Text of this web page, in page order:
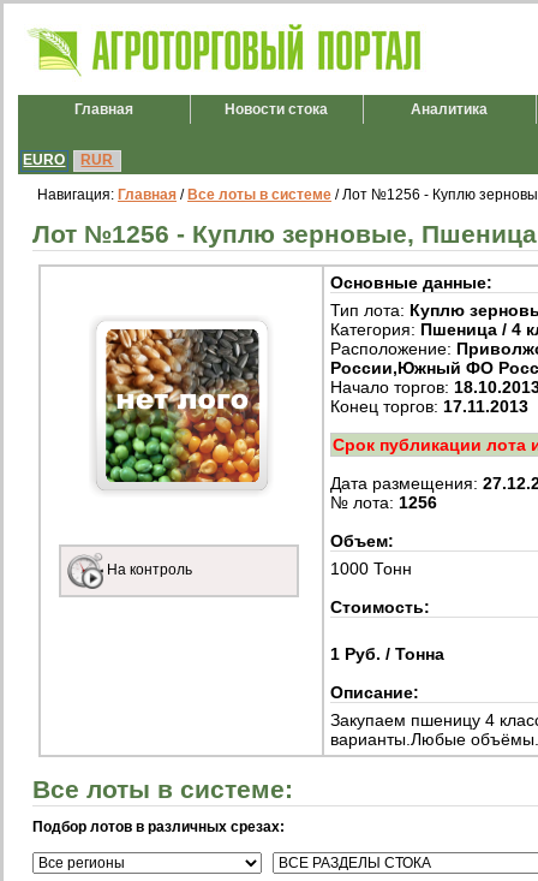
Главная Новости стока Аналитика
EURO RUR
Навигация: Главная / Все лоты в системе / Лот №1256 - Куплю
Лот №1256 - Куплю зерновые, Пшеница
На контроль
Основные данные:
Тип лота: Куплю
Категория: Пшеница / 4
Расположение:
России,Южный ФО
Начало торгов:
Конец торгов: 17.11.2013
Срок публикации лота
Дата размещения:
№ лота: 1256
Объем:
1000 Тонн
Стоимость:
1 Руб. / Тонна
Описание:
Закупаем пшеницу 4
варианты.Любые объёмы.
Все лоты в системе:
Подбор лотов в различных срезах: